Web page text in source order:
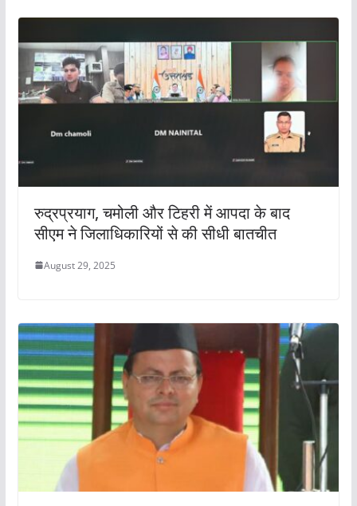
रुद्रप्रयाग, चमोली और टिहरी में आपदा के बाद
सीएम ने जिलाधिकारियों से की सीधी बातचीत
August 29, 2025